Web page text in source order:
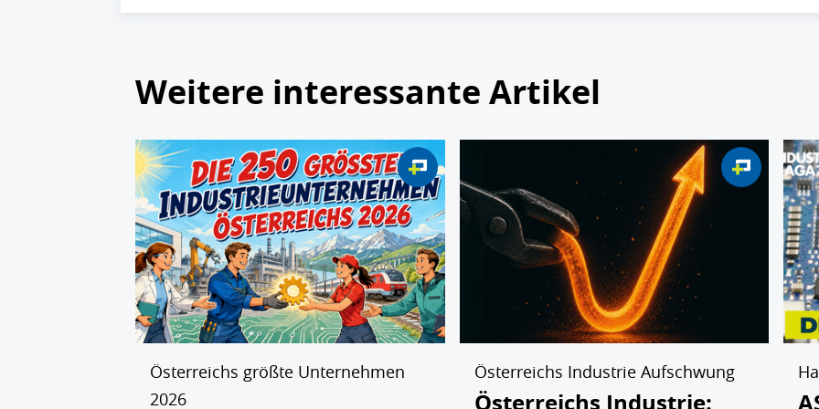
Weitere interessante Artikel
Österreichs größte Unternehmen
2026
Österreichs Industrie Aufschwung
Österreichs Industrie: